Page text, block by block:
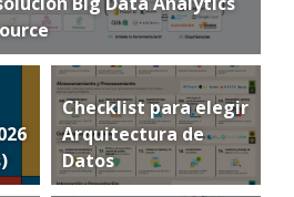
Checklist para elegir
Arquitectura de
Datos